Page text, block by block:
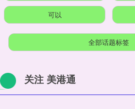
可以
全部话题标签
关注 美港通